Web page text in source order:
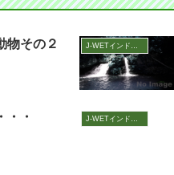
物その２
・・